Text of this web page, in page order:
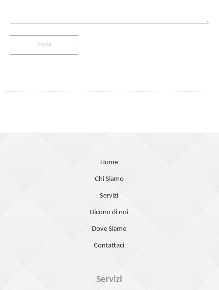
Home
Chi Siamo
Servizi
Dicono di noi
Dove Siamo
Contattaci
Servizi